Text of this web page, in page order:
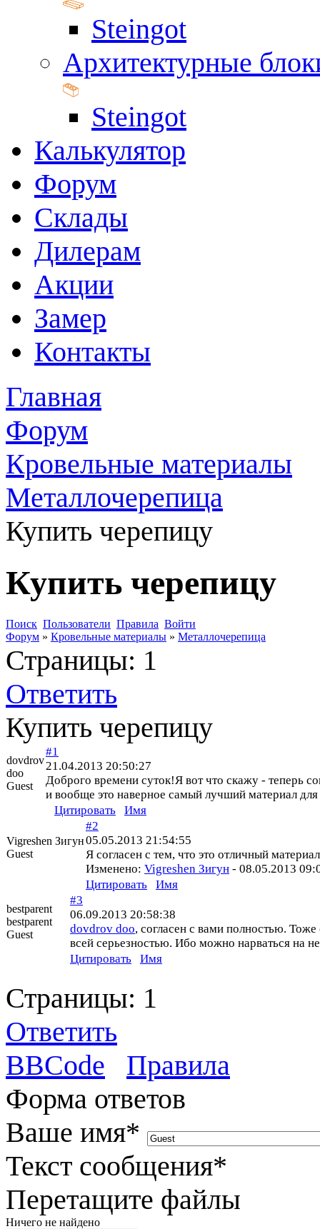
Steingot
Архитектурные
Steingot
Калькулятор
Форум
Склады
Дилерам
Акции
Замер
Контакты
Главная
Форум
Кровельные материалы
Металлочерепица
Купить черепицу
Купить черепицу
Поиск Пользователи Правила Войти
Форум » Кровельные материалы » Металлочерепица
Страницы: 1
Ответить
Купить черепицу
dovdrov
doo
Guest
#1
21.04.2013 20:50:27
Доброго времени суток!Я вот что скажу - теперь
и вообще это наверное самый лучший материал
Цитировать
Имя
Vigreshen Зигун
Guest
#2
05.05.2013 21:54:55
Я согласен с тем, что это отличный
Изменено: Vigreshen Зигун - 08.05.2013
Цитировать
Имя
bestparent
bestparent
Guest
#3
06.09.2013 20:58:38
dovdrov doo, согласен с вами полностью.
всей серьезностью. Ибо можно нарваться на
Цитировать
Имя
Страницы: 1
Ответить
BBCode
Правила
Форма ответов
Ваше имя*
Текст сообщения*
Перетащите файлы
Ничего не найдено